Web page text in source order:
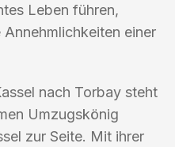
Leben führen,
einer
nach Torbay steht
Umzugskönig
zur Seite. Mit ihrer